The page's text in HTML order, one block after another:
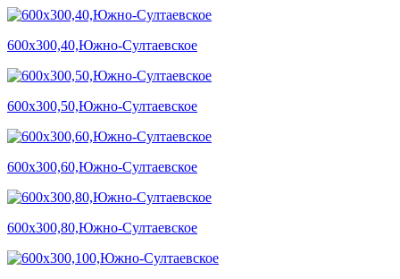
600х300,40,Южно-Султаевское
600х300,50,Южно-Султаевское
600х300,60,Южно-Султаевское
600х300,80,Южно-Султаевское